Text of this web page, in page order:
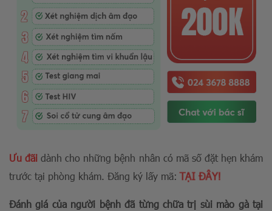
Ưu đãi dành cho những bệnh nhân có mã số đặt hẹn khám
trước tại phòng khám. Đăng ký lấy mã:TẠI ĐÂY!
Đánh giá của người bệnh đã từng chữa trị sùi mào gà tại